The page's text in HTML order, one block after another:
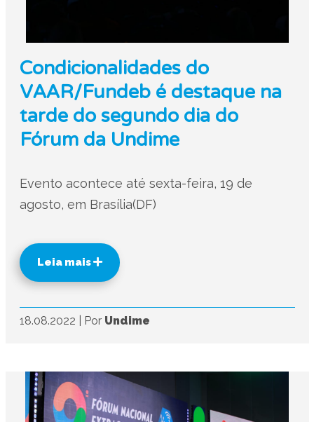
Condicionalidades do
VAAR/Fundeb é destaque na
tarde do segundo dia do
Fórum da Undime
Evento acontece até sexta-feira, 19 de
agosto, em Brasília(DF)
Leia mais
18.08.2022 Por Undime